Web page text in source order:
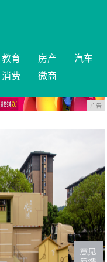
教育 房产
汽车
消费 微商
广告